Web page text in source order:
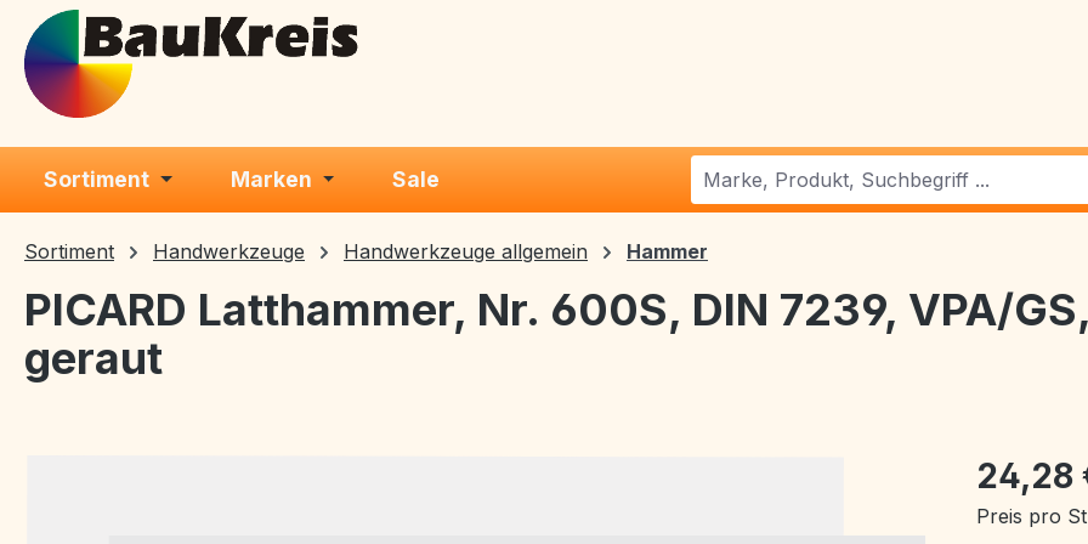
Hauptinhalt springen
Zur Suche springen
Zur Hauptnavigation springen
Sortiment Marken Sale
Sortiment Handwerkzeuge Handwerkzeuge allgemein Hammer
PICARD Latthammer, Nr. 600S, DIN 7239, VPA/
geraut
24,28
Preis pro